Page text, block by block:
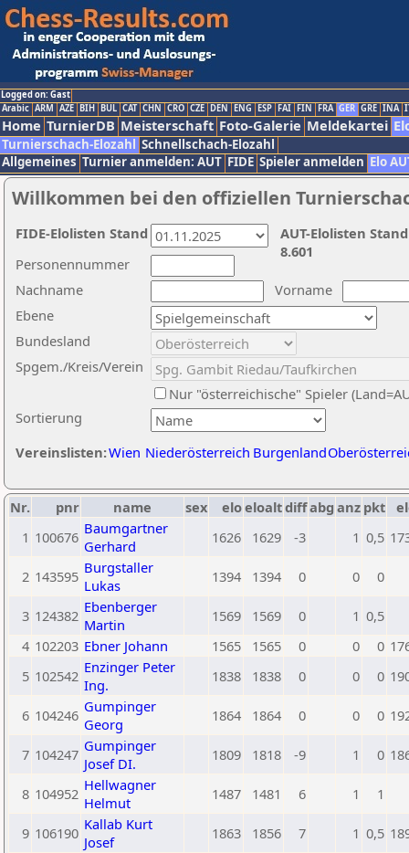
Logged on: Gast
Arabic ARM AZE BIH BUL CAT CHN CRO CZE DEN ENG ESP FAI FIN FRA GER GRE INA
Home TurnierDB Meisterschaft Foto-Galerie Meldekartei
Turnierschach-Elozahl Schnellschach-Elozahl
Allgemeines Turnier anmelden: AUT FIDE Spieler anmelden Elo
Willkommen bei den offiziellen
Nachname
Vorname
Ebene
Sortierung
Personennummer
Bundesland
Spgem./Kreis/Verein
Nur "österreichische" Spieler
Vereinslisten:Wien Niederösterreich Burgenland
AUT-Elolisten
8.601
FIDE-Elolisten Stand
Nr. pnr name sex eloeloaltdiffabg anz pkt
1 100676 Baumgartner
Gerhard
1626 1629 -3 1 0,5
2 143595 Burgstaller
Lukas
1394 1394 0 0 0
3 124382 Ebenberger
Martin
1569 1569 0 1 0,5
4 102203 Ebner Johann 1565 1565 0 0 0
5 102542 Enzinger Peter
Ing.
1838 1838 0 0 0
6 104246 Gumpinger
Georg
1864 1864 0 0 0
7 104247 Gumpinger
Josef DI.
1809 1818 -9 1 0
8 104952 Hellwagner
Helmut
1487 1481 6 1 1
9 106190 Kallab Kurt
Josef
1863 1856 7 1 0,5